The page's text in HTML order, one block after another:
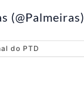
(@Palmeiras)
do PTD